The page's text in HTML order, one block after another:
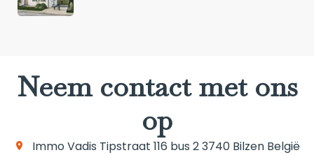
Neem contact met ons
op
Immo Vadis Tipstraat 116 bus 23740 Bilzen België